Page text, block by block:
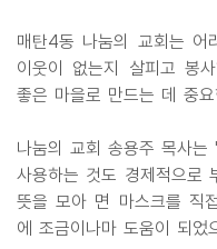
매탄4동 나눔의 교회는 어
이웃이 없는지 살피고 봉
좋은 마을로 만드는 데 중
나눔의 교회 송용주 목사
사용하는 것도 경제적으로
뜻을 모아 면 마스크를 직
에 조금이나마 도움이 되었